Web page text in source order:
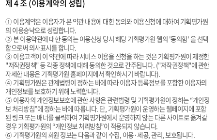
제 4 조 (이용계약의 성립)
① 이용계약은 이용자가 본 약관 내용에 대한 동의와 이용신청에 대하여 기획평가원
의 이용승낙으로 성립합니다.
② 본 이용약관에 대한 동의는 이용신청 당시 해당 기획평가원 웹의 '동의함' 을 선택
함으로써 의사표시를 합니다.
③ 이용고객이 이 약관에 따라 서비스 이용을 신청을 하는 것은 기획평가원이 제정한
"저작권정책" 등 각종 정책에 대해 동의한 것으로 간주됩니다. ("저작권정책"에 관한
자세한 내용은 기획평가원 홈페이지에서 확인하시기 바랍니다).
④ 기획평가원은 관계법령이 정하는 바에 따라 이용자 등록정보를 포함한 이용자의
개인정보를 보호하기 위해 노력합니다.
⑤ 이용자의 개인정보보호에 관한 사항은 관련법령 및 기획평가원이 정하는 “개인정
보 처리방침”에 정하는 바에 따릅니다. 단, 기획평가원이 운영하는 웹페이지에 포함
된 링크 또는 배너를 클릭하여 기획평가원에서 운영하지 않는 다른 사이트로 옮겨갈
경우 기획평가원의 “개인정보 처리방침”이 적용되지 않습니다.
⑥ 기획평가원의 회원 정보는 다음과 같이 수집, 이용·제공, 관리, 보호됩니다.